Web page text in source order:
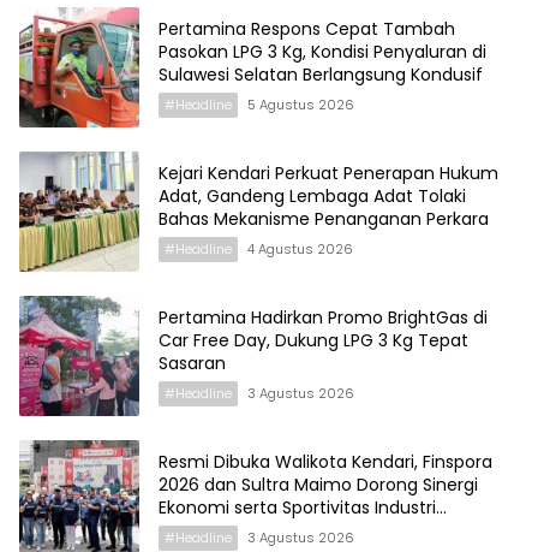
Pertamina Respons Cepat Tambah
Pasokan LPG 3 Kg, Kondisi Penyaluran di
Sulawesi Selatan Berlangsung Kondusif
#Headline 5 Agustus 2026
Kejari Kendari Perkuat Penerapan Hukum
Adat, Gandeng Lembaga Adat Tolaki
Bahas Mekanisme Penanganan Perkara
#Headline 4 Agustus 2026
Pertamina Hadirkan Promo BrightGas di
Car Free Day, Dukung LPG 3 Kg Tepat
Sasaran
#Headline 3 Agustus 2026
Resmi Dibuka Walikota Kendari, Finspora
2026 dan Sultra Maimo Dorong Sinergi
Ekonomi serta Sportivitas Industri
Keuangan
#Headline 3 Agustus 2026